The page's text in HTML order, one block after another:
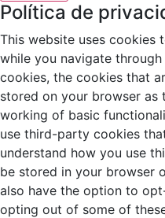
Política de
This website uses cookies
while you navigate
cookies, the cookies that
stored on your browser as
working of basic
use third-party cookies
understand how you use
be stored in your browser
also have the option to
opting out of some of